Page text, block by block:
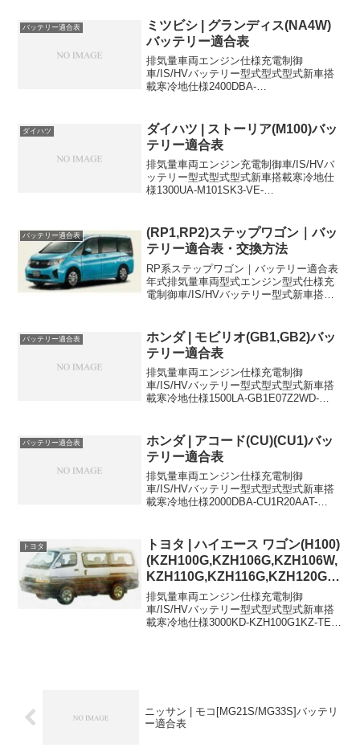
バッテリー適合表
ミツビシ | グランディス(NA4W)
バッテリー適合表
排気量車両エンジン仕様充電制御
車/IS/HVバッテリー型式型式型式新車搭
載寒冷地仕様2400DBA-
NA4W4G6955B24L75D23L2400CBA-
NA4W4G...
ダイハツ
ダイハツ | ストーリア(M100)バッ
テリー適合表
排気量車両エンジン充電制御車/IS/HVバ
ッテリー型式型式型式新車搭載寒冷地仕
様1300UA-M101SK3-VE-
バッテリー適合表
(RP1,RP2)ステップワゴン｜バッ
テリー適合表・交換方法
RP系ステップワゴン｜バッテリー適合表
年式排気量車両型式エンジン型式仕様充
電制御車/IS/HVバッテリー型式新車搭載
バッテリー適合表
ホンダ | モビリオ(GB1,GB2)バッ
テリー適合表
排気量車両エンジン仕様充電制御
車/IS/HVバッテリー型式型式型式新車搭
載寒冷地仕様1500LA-GB1E07Z2WD-
バッテリー適合表
ホンダ | アコード(CU)(CU1)バッ
テリー適合表
排気量車両エンジン仕様充電制御
車/IS/HVバッテリー型式型式型式新車搭
載寒冷地仕様2000DBA-CU1R20AAT-
トヨタ
トヨタ | ハイエース ワゴン(H100)
(KZH100G,KZH106G,KZH106W,
KZH110G,KZH116G,KZH120G,K
ZH126G)バッテリー適合表
排気量車両エンジン仕様充電制御
車/IS/HVバッテリー型式型式型式新車搭
載寒冷地仕様3000KD-KZH100G1KZ-TE-
ニッサン | モコ[MG21S/MG33S]バッテリ
ー適合表